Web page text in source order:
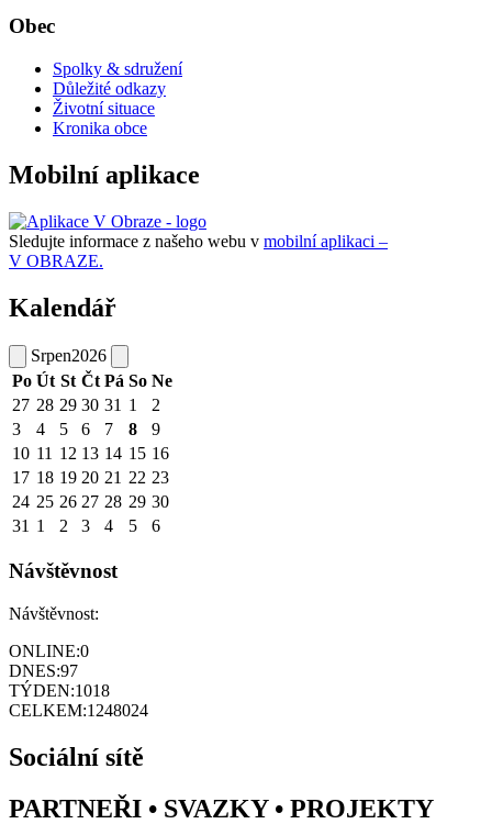
Obec
Spolky & sdružení
Důležité odkazy
Životní situace
Kronika obce
Mobilní aplikace
Sledujte informace z našeho webu v mobilní aplikaci –
V OBRAZE.
Kalendář
Srpen2026
Po Út St Čt Pá So Ne
27 28 29 30 31 1
2
3
4 5 6 7 8
9
10 11 12 13 14 15 16
17 18 19 20 21 22 23
24 25 26 27 28 29 30
31 1 2 3 4 5 6
Návštěvnost
Návštěvnost:
ONLINE:0
DNES:97
TÝDEN:1018
CELKEM:1248024
Sociální sítě
PARTNEŘI • SVAZKY • PROJEKTY